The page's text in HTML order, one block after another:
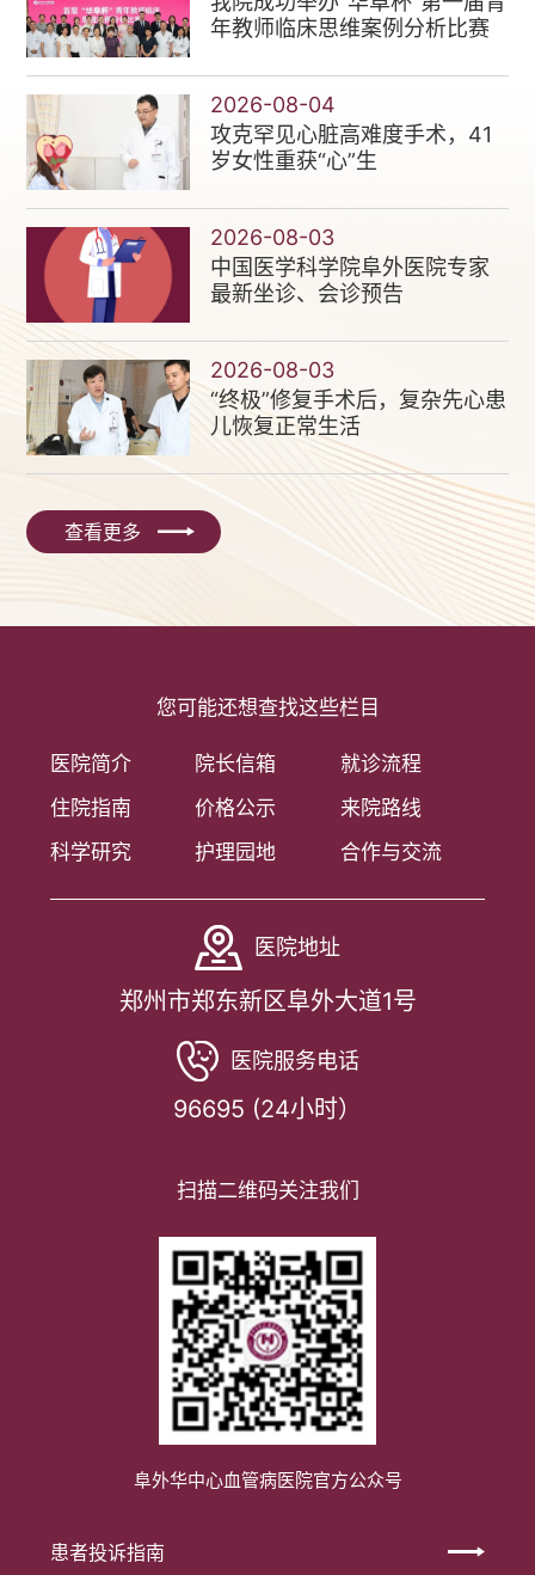
年教师临床思维案例分析比赛
2026-08-04
攻克罕见心脏高难度手术，41
岁女性重获“心”生
2026-08-03
中国医学科学院阜外医院专家
最新坐诊、会诊预告
2026-08-03
“终极”修复手术后，复杂先心患
儿恢复正常生活
查看更多
您可能还想查找这些栏目
医院简介 院长信箱
就诊流程
住院指南
价格公示
来院路线
科学研究
护理园地 合作与交流
医院地址
郑州市郑东新区阜外大道1号
医院服务电话
96695 (24小时）
扫描二维码关注我们
阜外华中心血管病医院官方公众号
患者投诉指南